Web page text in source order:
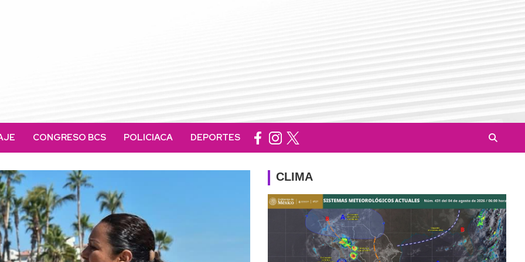
CONGRESO BCS POLICIACA DEPORTES
CLIMA